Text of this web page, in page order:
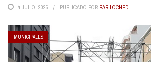
4 JULIO, 2025 PUBLICADO POR BARILOCHED
MUNICIPALES